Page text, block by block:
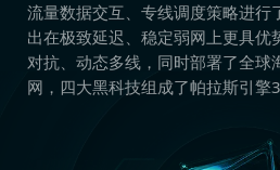
流量数据交互、专线调度策略进行
出在极致延迟、稳定弱网上更具优
对抗、动态多线，同时部署了全球
网，四大黑科技组成了帕拉斯引擎